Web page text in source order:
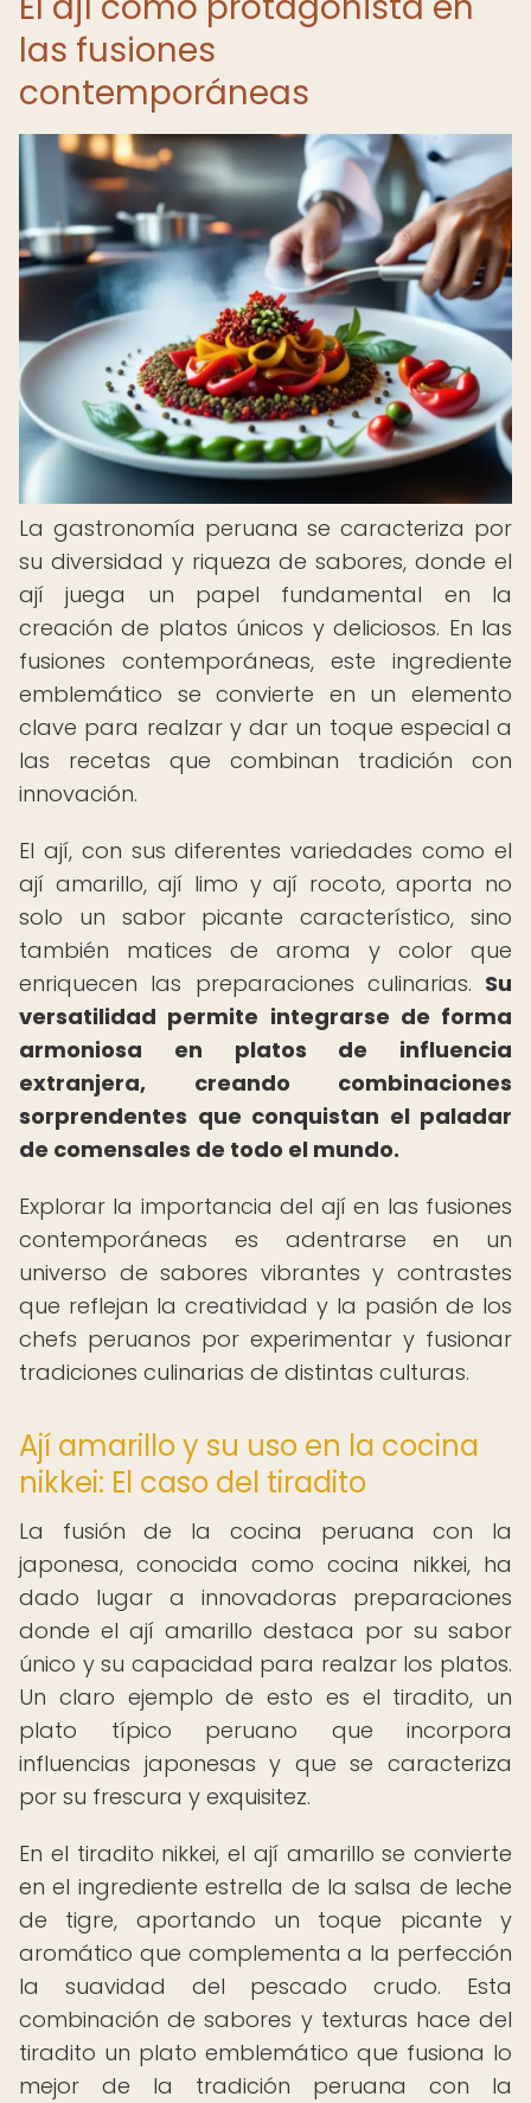
las fusiones
contemporáneas
La gastronomía peruana se caracteriza por
su diversidad y riqueza de sabores, donde el
ají juega un papel fundamental en la
creación de platos únicos y deliciosos. En las
fusiones contemporáneas, este ingrediente
emblemático se convierte en un elemento
clave para realzar y dar un toque especial a
las recetas que combinan tradición con
innovación.
El ají, con sus diferentes variedades como el
ají amarillo, ají limo y ají rocoto, aporta no
solo un sabor picante característico, sino
también matices de aroma y color que
enriquecen las preparaciones culinarias. Su
versatilidad permite integrarse de forma
armoniosa en platos de influencia
extranjera, creando combinaciones
sorprendentes que conquistan el paladar
de comensales de todo el mundo.
Explorar la importancia del ají en las fusiones
contemporáneas es adentrarse en un
universo de sabores vibrantes y contrastes
que reflejan la creatividad y la pasión de los
chefs peruanos por experimentar y fusionar
tradiciones culinarias de distintas culturas.
Ají amarillo y su uso en la cocina
nikkei: El caso del tiradito
La fusión de la cocina peruana con la
japonesa, conocida como cocina nikkei, ha
dado lugar a innovadoras preparaciones
donde el ají amarillo destaca por su sabor
único y su capacidad para realzar los platos.
Un claro ejemplo de esto es el tiradito, un
plato típico peruano que incorpora
influencias japonesas y que se caracteriza
por su frescura y exquisitez.
En el tiradito nikkei, el ají amarillo se convierte
en el ingrediente estrella de la salsa de leche
de tigre, aportando un toque picante y
aromático que complementa a la perfección
la suavidad del pescado crudo. Esta
combinación de sabores y texturas hace del
tiradito un plato emblemático que fusiona lo
mejor de la tradición peruana con la